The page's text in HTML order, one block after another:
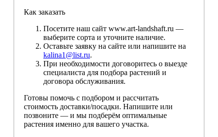
Как заказать
Посетите наш сайт www.art-landshaft.ru —
выберите сорта и уточните наличие.
Оставьте заявку на сайте или напишите на
kalina1@list.ru.
При необходимости договоритесь о выезде
специалиста для подбора растений и
договора обслуживания.
Готовы помочь с подбором и рассчитать
стоимость доставки/посадки. Напишите или
позвоните — и мы подберём оптимальные
растения именно для вашего участка.